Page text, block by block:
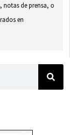
notas de prensa, o
en